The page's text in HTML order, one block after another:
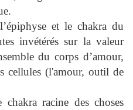
et le chakra du
invétérés sur la valeur
du corps d’amour,
cellules (l'amour, outil de
racine des choses